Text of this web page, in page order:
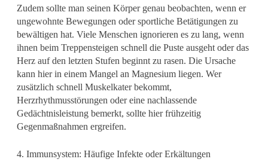
Zudem sollte man seinen Körper genau beobachten, wenn er
ungewohnte Bewegungen oder sportliche Betätigungen zu
bewältigen hat. Viele Menschen ignorieren es zu lang, wenn
ihnen beim Treppensteigen schnell die Puste ausgeht oder das
Herz auf den letzten Stufen beginnt zu rasen. Die Ursache
kann hier in einem Mangel an Magnesium liegen. Wer
zusätzlich schnell Muskelkater bekommt,
Herzrhythmusstörungen oder eine nachlassende
Gedächtnisleistung bemerkt, sollte hier frühzeitig
Gegenmaßnahmen ergreifen.
4. Immunsystem: Häufige Infekte oder Erkältungen